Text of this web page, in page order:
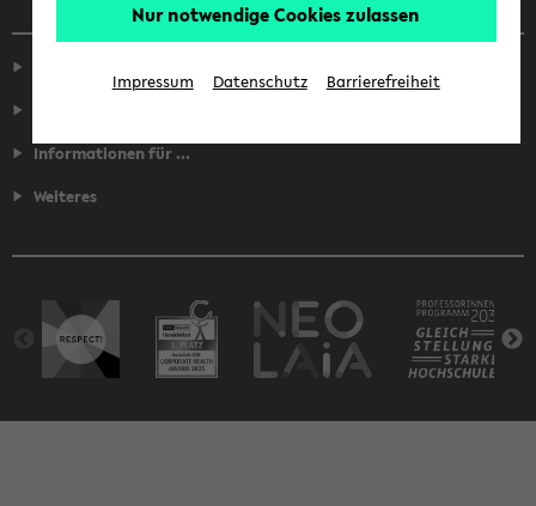
Informationen für ...
Weiteres
Nur notwendige Cookies zulassen
Impressum Datenschutz Barrierefreiheit